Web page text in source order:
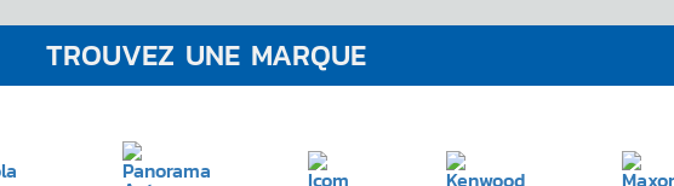
TROUVEZ UNE MARQUE